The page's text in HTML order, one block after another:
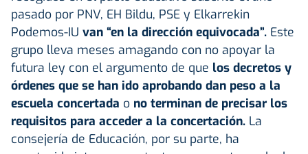
pasado por PNV, EH Bildu, PSE y Elkarrekin
Podemos-IU van “en la dirección equivocada”. Este
grupo lleva meses amagando con no apoyar la
futura ley con el argumento de que los decretos y
órdenes que se han ido aprobando dan peso a la
escuela concertada o no terminan de precisar los
requisitos para acceder a la concertación. La
consejería de Educación, por su parte, ha